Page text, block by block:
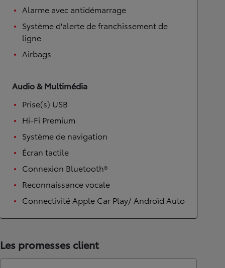
Alarme avec antidémarrage
Système d'alerte de franchissement de
ligne
Airbags
Audio & Multimédia
Prise(s) USB
Hi-Fi Premium
Système de navigation
Écran tactile
Connexion Bluetooth®
Reconnaissance vocale
Connectivité Apple Car Play/ Androïd Auto
Les promesses client